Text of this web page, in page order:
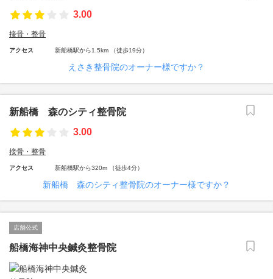
3.00
接骨・整骨
アクセス 新船橋駅から1.5km （徒歩19分）
えさき整骨院のオーナー様ですか？
新船橋 森のシティ整骨院
3.00
接骨・整骨
アクセス 新船橋駅から320m （徒歩4分）
新船橋 森のシティ整骨院のオーナー様ですか？
店舗公式
船橋海神中央鍼灸整骨院